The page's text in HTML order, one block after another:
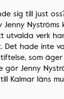
sig till just
Nyströms
utvalda verk
Det hade inte
som äger
Jenny
Kalmar läns